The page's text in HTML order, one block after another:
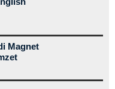
Magnet